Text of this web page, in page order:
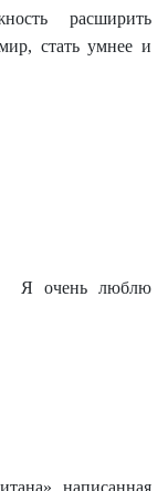
расширить
стать умнее и
Я очень люблю
написанная